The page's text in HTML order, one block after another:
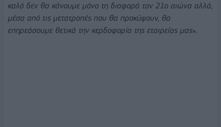
καλό δεν θα κάνουμε μόνο τη διαφορά τον 21ο αιώνα αλλά,
μέσα από τις μετατροπές που θα προκύψουν, θα
επηρεάσουμε θετικά την κερδοφορία της εταιρείας μας».